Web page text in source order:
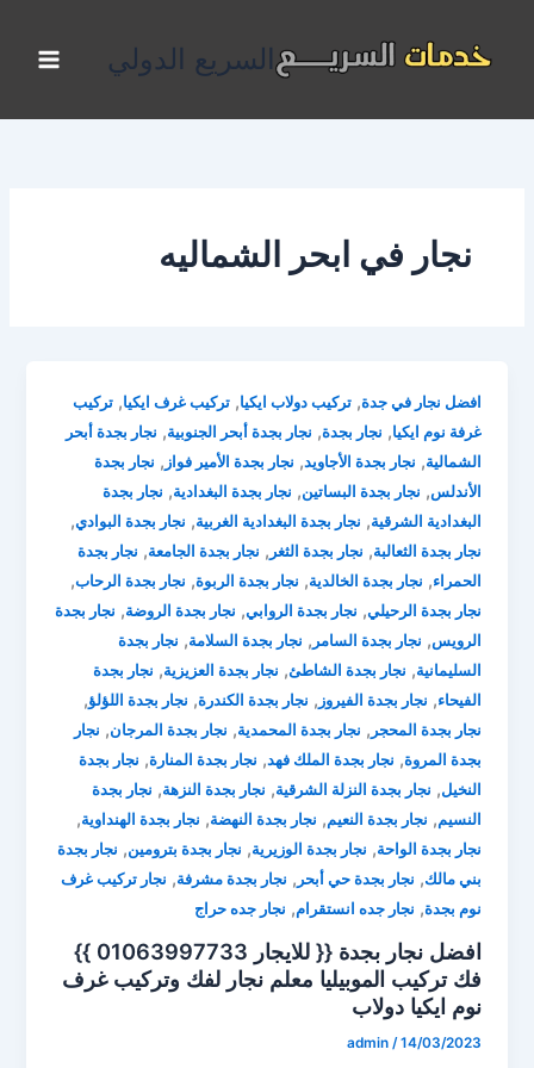
المحتوى
السريع الدولي
نجار في ابحر الشماليه
افضل نجار في جدة,تركيب دولاب ايكيا,تركيب غرف ايكيا,تركيب
غرفة نوم ايكيا, نجار بجدة, نجار بجدة أبحر الجنوبية, نجار بجدة أبحر
الشمالية, نجار بجدة الأجاويد, نجار بجدة الأمير فواز , نجار بجدة
الأندلس, نجار بجدة البساتين, نجار بجدة البغدادية, نجار بجدة
البغدادية الشرقية, نجار بجدة البغدادية الغربية, نجار بجدة البوادي,
نجار بجدة الثعالبة, نجار بجدة الثغر , نجار بجدة الجامعة, نجار بجدة
الحمراء, نجار بجدة الخالدية, نجار بجدة الربوة, نجار بجدة الرحاب,
نجار بجدة الرحيلي, نجار بجدة الروابي, نجار بجدة الروضة, نجار بجدة
الرويس, نجار بجدة السامر , نجار بجدة السلامة, نجار بجدة
السليمانية, نجار بجدة الشاطئ, نجار بجدة العزيزية, نجار بجدة
الفيحاء, نجار بجدة الفيروز , نجار بجدة الكندرة, نجار بجدة اللؤلؤ,
نجار بجدة المحجر , نجار بجدة المحمدية, نجار بجدة المرجان, نجار
بجدة المروة, نجار بجدة الملك فهد, نجار بجدة المنارة, نجار بجدة
النخيل, نجار بجدة النزلة الشرقية, نجار بجدة النزهة, نجار بجدة
النسيم, نجار بجدة النعيم, نجار بجدة النهضة, نجار بجدة الهنداوية,
نجار بجدة الواحة, نجار بجدة الوزيرية, نجار بجدة بترومين, نجار بجدة
بني مالك, نجار بجدة حي أبحر , نجار بجدة مشرفة, نجار تركيب غرف
نوم بجدة, نجار جده انستقرام, نجار جده حراج
افضل نجار بجدة {{ للايجار 01063997733 }}
فك تركيب الموبيليا ⁦معلم نجار لفك وتركيب غرف
نوم ايكيا دولاب
admin /14/03/2023